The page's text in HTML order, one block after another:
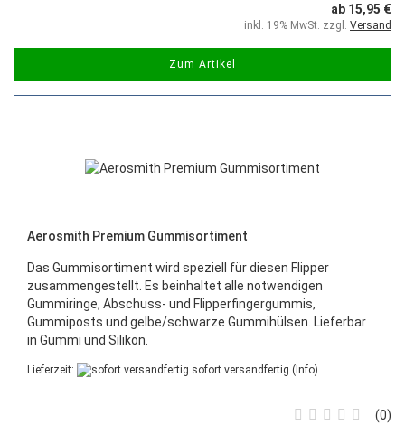
ab 15,95 €
inkl. 19% MwSt. zzgl. Versand
Zum Artikel
Aerosmith Premium Gummisortiment
Das Gummisortiment wird speziell für diesen Flipper
zusammengestellt. Es beinhaltet alle notwendigen
Gummiringe, Abschuss- und Flipperfingergummis,
Gummiposts und gelbe/schwarze Gummihülsen. Lieferbar
in Gummi und Silikon.
Lieferzeit: sofort versandfertig (Info)
0